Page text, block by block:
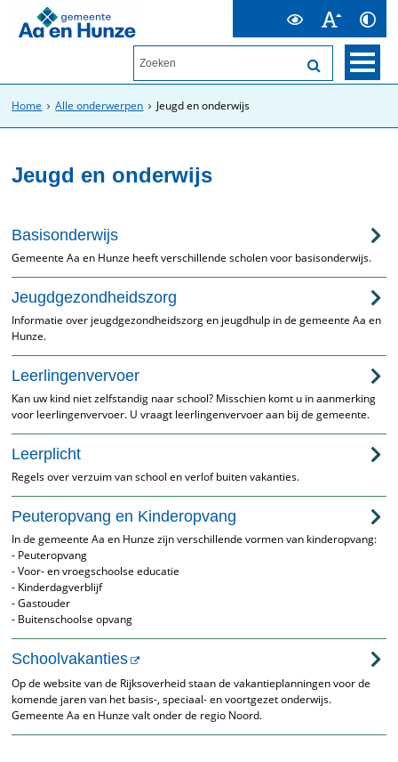
Home Alle onderwerpen Jeugd en onderwijs
Jeugd en onderwijs
Basisonderwijs
Gemeente Aa en Hunze heeft verschillende scholen voor basisonderwijs.
Jeugdgezondheidszorg
Informatie over jeugdgezondheidszorg en jeugdhulp in de gemeente Aa en
Hunze.
Leerlingenvervoer
Kan uw kind niet zelfstandig naar school? Misschien komt u in aanmerking
voor leerlingenvervoer. U vraagt leerlingenvervoer aan bij de gemeente.
Leerplicht
Regels over verzuim van school en verlof buiten vakanties.
Peuteropvang en Kinderopvang
In de gemeente Aa en Hunze zijn verschillende vormen van kinderopvang:
- Peuteropvang
- Voor- en vroegschoolse educatie
- Kinderdagverblijf
- Gastouder
- Buitenschoolse opvang
Schoolvakanties
Op de website van de Rijksoverheid staan de vakantieplanningen voor de
komende jaren van het basis-, speciaal- en voortgezet onderwijs.
Gemeente Aa en Hunze valt onder de regio Noord.